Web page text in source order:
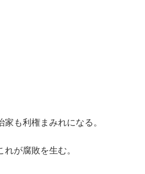
も利権まみれになる。
が腐敗を生む。